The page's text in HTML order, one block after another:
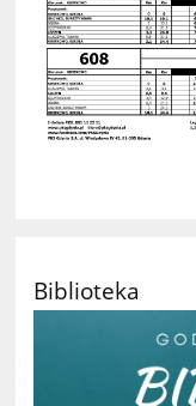
Biblioteka